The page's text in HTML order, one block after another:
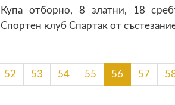
Купа отборно, 8 златни, 18
Спортен клуб Спартак от
52 53 54 55 56 57